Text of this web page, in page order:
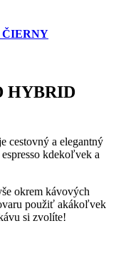
ČIERNY
HYBRID
cestovný a elegantný
kdekoľvek a
okrem kávových
použiť akákoľvek
si zvolíte!